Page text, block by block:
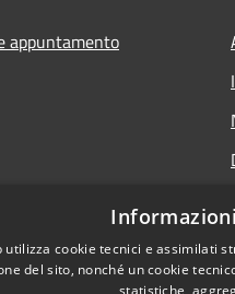
appuntamento
utilizza cookie tecnici e assimilati
del sito, nonché un cookie
statistiche,